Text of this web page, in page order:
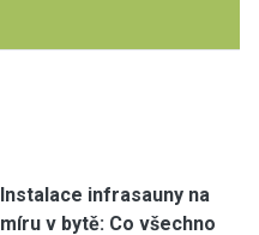
Instalace infrasauny na
míru v bytě: Co všechno